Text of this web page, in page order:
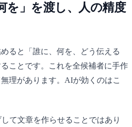
を」を渡し、人の精度
ると「誰に、何を、どう伝える
ことです。これを全候補者に手作
理があります。AIが効くのはこ
て文章を作らせることではあり